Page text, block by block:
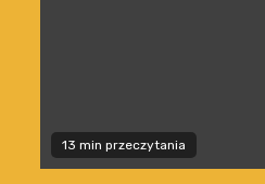
13 min przeczytania